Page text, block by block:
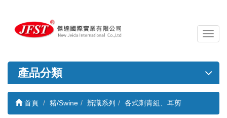
導
覽
關
產品分類
首頁 豬/Swine 辨識系列 各式刺青組、耳剪